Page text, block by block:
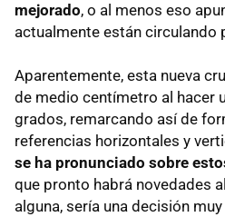
mejorado, o al menos eso
actualmente están circulando
Aparentemente, esta nueva
de medio centímetro al hacer
grados, remarcando así de
referencias horizontales y
se ha pronunciado sobre
que pronto habrá novedades
alguna, sería una decisión